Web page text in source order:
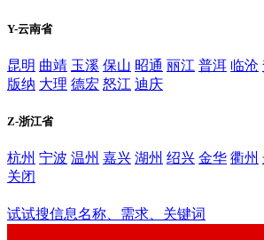
Y-云南省
昆明 曲靖 玉溪 保山 昭通 丽江 普洱 临沧
版纳 大理 德宏 怒江 迪庆
Z-浙江省
杭州 宁波 温州 嘉兴 湖州 绍兴 金华 衢州
关闭
试试搜信息名称、需求、关键词